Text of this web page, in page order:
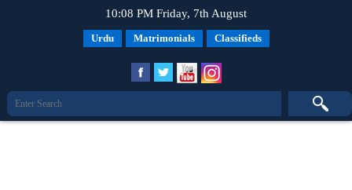
10:08 PM Friday, 7th August
Urdu Matrimonials Classifieds